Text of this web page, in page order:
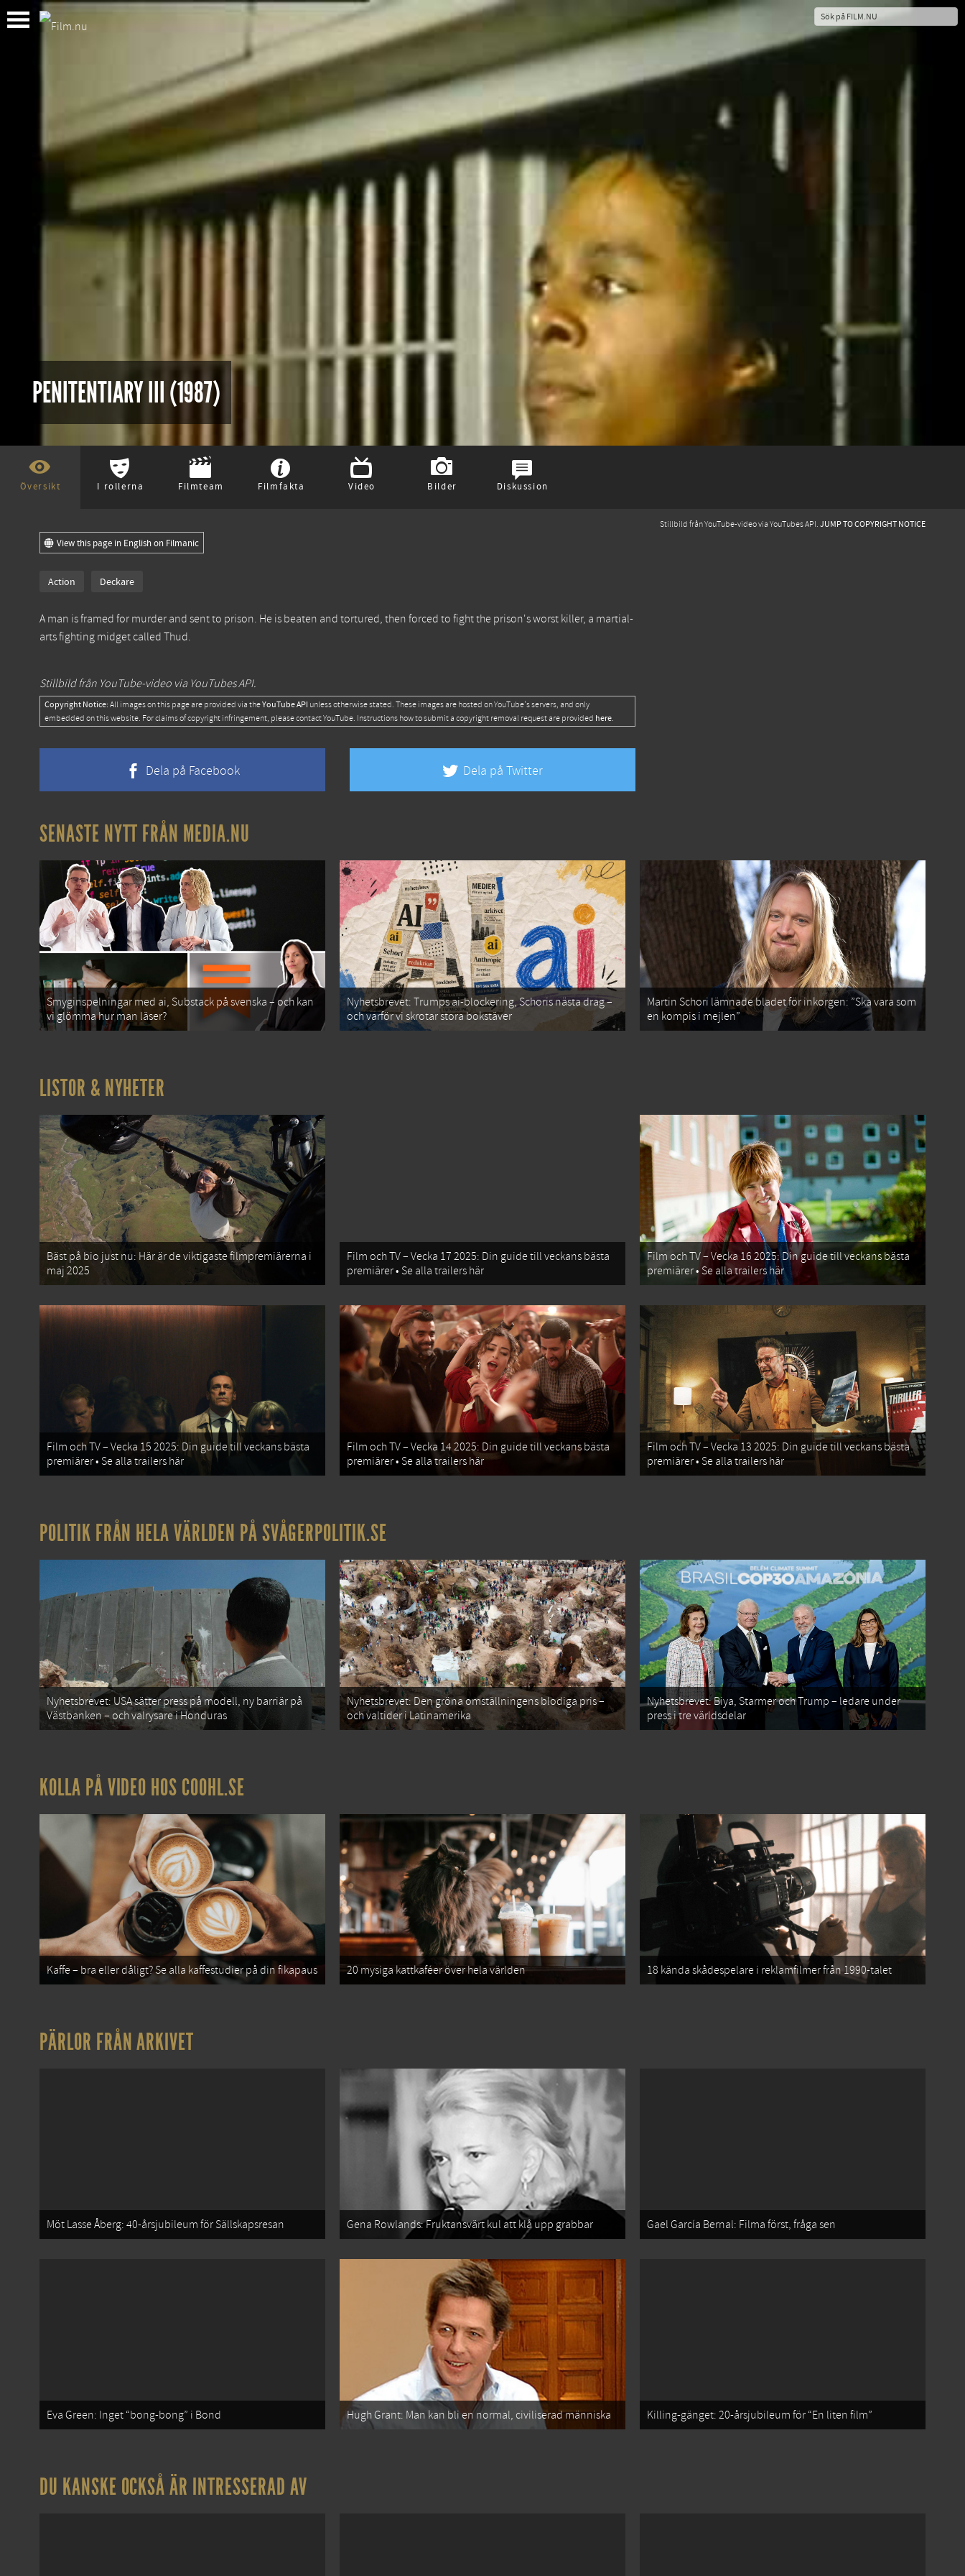
PENITENTIARY III (1987)
Översikt I rollerna Filmteam Filmfakta Video Bilder Diskussion
Stillbild från YouTube-video via YouTubes API. JUMP TO COPYRIGHT NOTICE
View this page in English on Filmanic
Action Deckare
A man is framed for murder and sent to prison. He is beaten and tortured, then forced to fight the prison's worst killer, a martial-
arts fighting midget called Thud.
Stillbild från YouTube-video via YouTubes API.
Copyright Notice: All images on this page are provided via theYouTube API unless otherwise stated. These images are hosted on YouTube's servers, and only
embedded on this website. For claims of copyright infringement, please contact YouTube. Instructions how to submit a copyright removal request are provided here.
Dela på Facebook Dela på Twitter
SENASTE NYTT FRÅN MEDIA.NU
Smyginspelningar med ai, Substack på svenska – och kan
vi glömma hur man läser?
Nyhetsbrevet: Trumps ai-blockering, Schoris nästa drag –
och varför vi skrotar stora bokstäver
Martin Schori lämnade bladet för inkorgen: ”Ska vara som
en kompis i mejlen”
LISTOR & NYHETER
Bäst på bio just nu: Här är de viktigaste filmpremiärerna i
maj 2025
Film och TV – Vecka 17 2025: Din guide till veckans bästa
premiärer • Se alla trailers här
Film och TV – Vecka 16 2025: Din guide till veckans bästa
premiärer • Se alla trailers här
Film och TV – Vecka 15 2025: Din guide till veckans bästa
premiärer • Se alla trailers här
Film och TV – Vecka 14 2025: Din guide till veckans bästa
premiärer • Se alla trailers här
Film och TV – Vecka 13 2025: Din guide till veckans bästa
premiärer • Se alla trailers här
POLITIK FRÅN HELA VÄRLDEN PÅ SVÅGERPOLITIK.SE
Nyhetsbrevet: USA sätter press på modell, ny barriär på
Västbanken – och valrysare i Honduras
Nyhetsbrevet: Den gröna omställningens blodiga pris –
och valtider i Latinamerika
Nyhetsbrevet: Biya, Starmer och Trump – ledare under
press i tre världsdelar
KOLLA PÅ VIDEO HOS COOHL.SE
Kaffe – bra eller dåligt? Se alla kaffestudier på din fikapaus 20 mysiga kattkaféer över hela världen 18 kända skådespelare i reklamfilmer från 1990-talet
PÄRLOR FRÅN ARKIVET
Möt Lasse Åberg: 40-årsjubileum för Sällskapsresan Gena Rowlands: Fruktansvärt kul att klå upp grabbar Gael García Bernal: Filma först, fråga sen
Eva Green: Inget “bong-bong” i Bond Hugh Grant: Man kan bli en normal, civiliserad människa Killing-gänget: 20-årsjubileum för “En liten film”
DU KANSKE OCKSÅ ÄR INTRESSERAD AV